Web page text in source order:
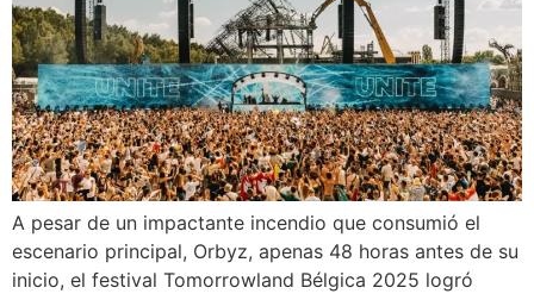
A pesar de un impactante incendio que consumió el
escenario principal, Orbyz, apenas 48 horas antes de su
inicio, el festival Tomorrowland Bélgica 2025 logró